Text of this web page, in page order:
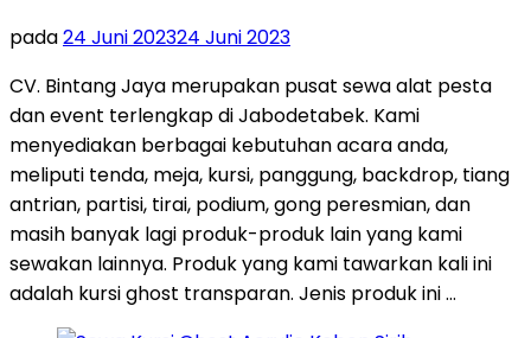
pada24 Juni 202324 Juni 2023
CV. Bintang Jaya merupakan pusat sewa alat pesta
dan event terlengkap di Jabodetabek. Kami
menyediakan berbagai kebutuhan acara anda,
meliputi tenda, meja, kursi, panggung, backdrop, tiang
antrian, partisi, tirai, podium, gong peresmian, dan
masih banyak lagi produk-produk lain yang kami
sewakan lainnya. Produk yang kami tawarkan kali ini
adalah kursi ghost transparan. Jenis produk ini …